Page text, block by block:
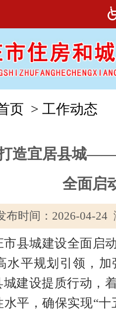
页 > 工作动态
造宜居县城
全面启
布时间：2026-04-24
市县城建设全面启
水平规划引领，
建设提质行动，
平，确保实现“